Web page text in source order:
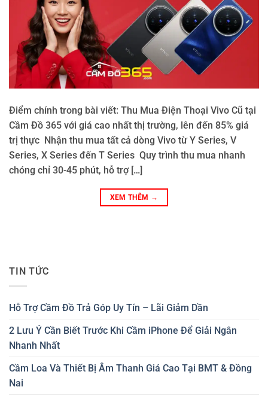
Điểm chính trong bài viết: Thu Mua Điện Thoại Vivo Cũ tại
Cầm Đồ 365 với giá cao nhất thị trường, lên đến 85% giá
trị thực Nhận thu mua tất cả dòng Vivo từ Y Series, V
Series, X Series đến T Series Quy trình thu mua nhanh
chóng chỉ 30-45 phút, hỗ trợ […]
XEM THÊM →
TIN TỨC
Hỗ Trợ Cầm Đồ Trả Góp Uy Tín – Lãi Giảm Dần
2 Lưu Ý Cần Biết Trước Khi Cầm iPhone Để Giải Ngân
Nhanh Nhất
Cầm Loa Và Thiết Bị Âm Thanh Giá Cao Tại BMT & Đồng
Nai